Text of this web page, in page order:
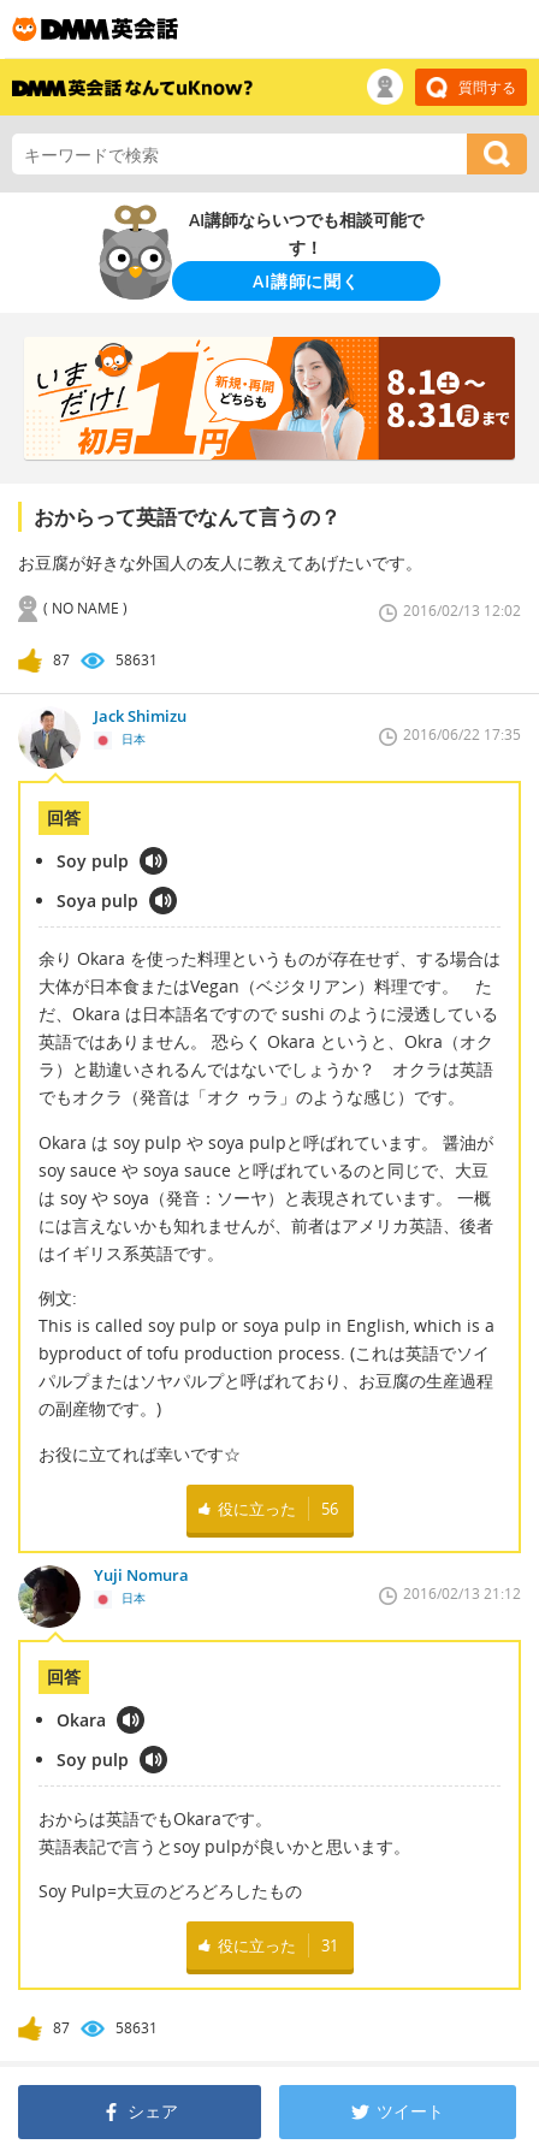
質問する
AI講師ならいつでも相談可能で
す！
AI講師に聞く
おからって英語でなんて言うの？
お豆腐が好きな外国人の友人に教えてあげたいです。
( NO NAME ) 2016/02/13 12:02
87 58631
Jack Shimizu
日本 2016/06/22 17:35
回答
Soy pulp
Soya pulp
余り Okara を使った料理というものが存在せず、する場合は
大体が日本食またはVegan（ベジタリアン）料理です。 た
だ、Okara は日本語名ですので sushi のように浸透している
英語ではありません。 恐らく Okara というと、Okra（オク
ラ）と勘違いされるんではないでしょうか？ オクラは英語
でもオクラ（発音は「オク ゥラ」のような感じ）です。
Okara は soy pulp や soya pulpと呼ばれています。 醤油が
soy sauce や soya sauce と呼ばれているのと同じで、大豆
は soy や soya（発音：ソーヤ）と表現されています。 一概
には言えないかも知れませんが、前者はアメリカ英語、後者
はイギリス系英語です。
例文:
This is called soy pulp or soya pulp in English, which is a
byproduct of tofu production process. (これは英語でソイ
パルプまたはソヤパルプと呼ばれており、お豆腐の生産過程
の副産物です。)
お役に立てれば幸いです☆
役に立った 56
Yuji Nomura
日本 2016/02/13 21:12
回答
Okara
Soy pulp
おからは英語でもOkaraです。
英語表記で言うとsoy pulpが良いかと思います。
Soy Pulp=大豆のどろどろしたもの
役に立った 31
87 58631
シェア ツイート